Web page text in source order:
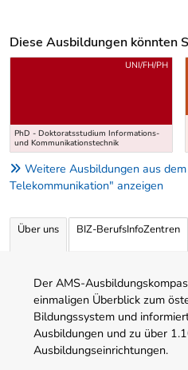
Diese Ausbildungen könnten
Uber weitere
PhD - Doktoratsstudium Informations-
und Kommunikationstechnik
UNI/FH/PH
Weitere Ausbildungen aus
Telekommunikation" anzeigen
Über uns BIZ-BerufsInfoZentren
Der AMS-
einmaligen Überblick zum
Bildungssystem und
Ausbildungen und zu über
Ausbildungseinrichtungen.